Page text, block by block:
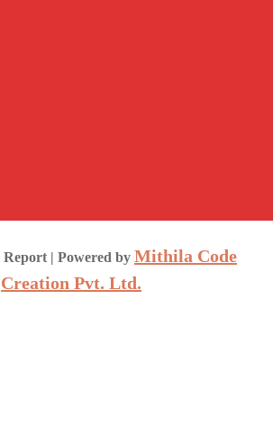
| Powered by Mithila Code
Creation Pvt. Ltd.